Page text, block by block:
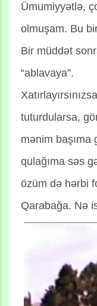
Ümumiyyətlə,
olmuşam. Bu
Bir müddət
“ablavaya”.
tuturdularsa,
mənim başıma
qulağıma səs
özüm də hərbi
Qarabağa. Nə